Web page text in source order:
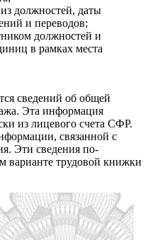
должностей, даты
и переводов;
должностей и
в рамках места
сведений об общей
Эта информация
из лицевого счета СФР.
связанной с
Эти сведения по-
варианте трудовой книжки